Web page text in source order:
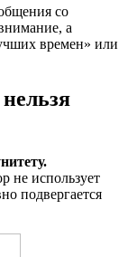
со
а
времен» или
не использует
подвергается